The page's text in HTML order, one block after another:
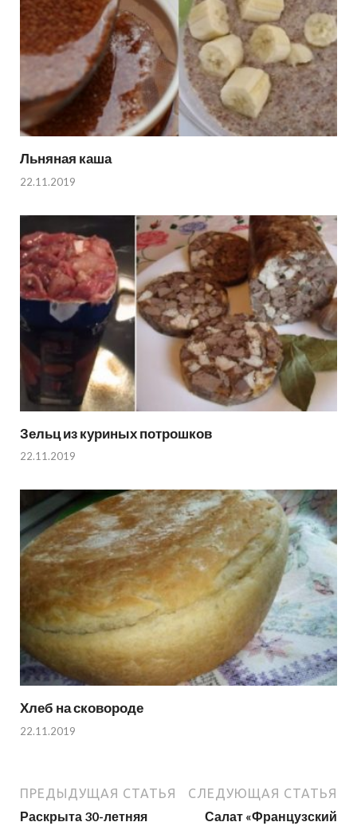
Льняная каша
22.11.2019
Зельц из куриных потрошков
22.11.2019
Хлеб на сковороде
22.11.2019
ПРЕДЫДУЩАЯ СТАТЬЯ
Раскрыта 30-летняя
СЛЕДУЮЩАЯ СТАТЬЯ
Салат «Французский